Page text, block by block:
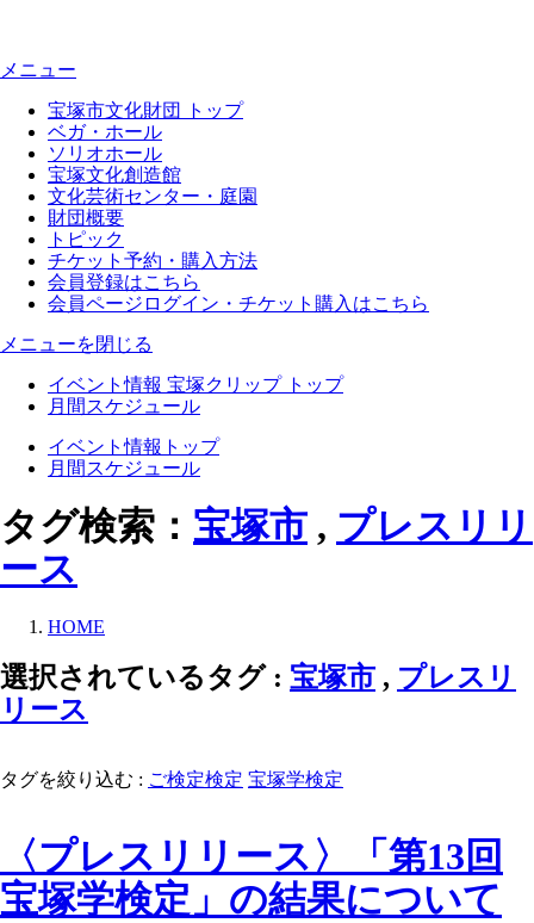
メニュー
宝塚市文化財団 トップ
ベガ・ホール
ソリオホール
宝塚文化創造館
文化芸術センター・庭園
財団概要
トピック
チケット予約・購入方法
会員登録はこちら
会員ページログイン・チケット購入はこちら
メニューを閉じる
イベント情報 宝塚クリップ トップ
月間スケジュール
イベント情報トップ
月間スケジュール
タグ検索： 宝塚市 , プレスリリ
ース
HOME
選択されているタグ : 宝塚市 , プレスリ
リース
タグを絞り込む : ご検定検定 宝塚学検定
〈プレスリリース〉「第13回
宝塚学検定」の結果について